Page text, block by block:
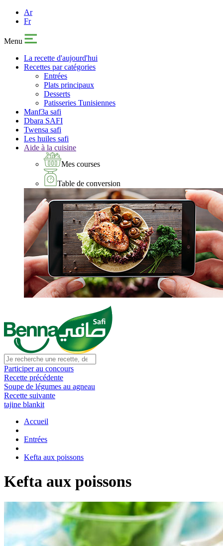
Ar
Fr
Menu
La recette d'aujourd'hui
Recettes par catégories
Entrées
Plats principaux
Desserts
Patisseries Tunisiennes
Manf3a safi
Dbara SAFI
Twensa safi
Les huiles safi
Aide à la cuisine
Mes courses
Table de conversion
Participer au concours
Recette précédente
Soupe de légumes au agneau
Recette suivante
tajine blankit
Accueil
Entrées
Kefta aux poissons
Kefta aux poissons